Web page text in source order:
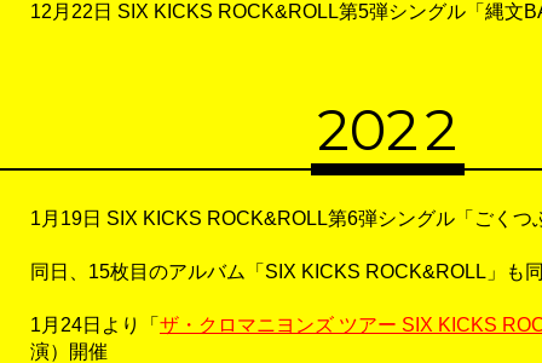
12月22日 SIX KICKS ROCK&ROLL第5弾シングル「縄文
2022
1月19日 SIX KICKS ROCK&ROLL第6弾シングル「ごくつ
同日、15枚目のアルバム「SIX KICKS ROCK&ROLL」も
1月24日より「 ザ・クロマニヨンズ ツアー SIX KICKS
演）開催